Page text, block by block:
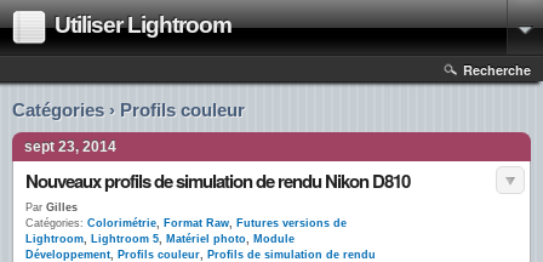
Utiliser Lightroom
Recherche
Catégories › Profils couleur
sept 23, 2014
Nouveaux profils de simulation de rendu Nikon D810
Par Gilles
Catégories: Colorimétrie, Format Raw, Futures versions de
Lightroom, Lightroom 5, Matériel photo, Module
Développement, Profils couleur, Profils de simulation de rendu